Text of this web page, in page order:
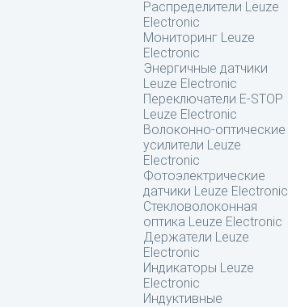
Распределители Leuze
Electronic
Мониторинг Leuze
Electronic
Энергичные датчики
Leuze Electronic
Переключатели E-STOP
Leuze Electronic
Волоконно-оптические
усилители Leuze
Electronic
Фотоэлектрические
датчики Leuze Electronic
Стекловолоконная
оптика Leuze Electronic
Держатели Leuze
Electronic
Индикаторы Leuze
Electronic
Индуктивные